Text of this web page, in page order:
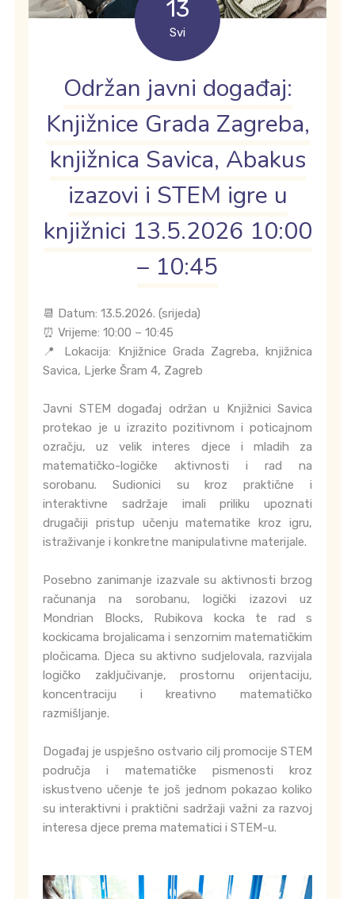
13
Svi
Održan javni događaj:
Knjižnice Grada Zagreba,
knjižnica Savica, Abakus
izazovi i STEM igre u
knjižnici 13.5.2026 10:00
– 10:45
📆 Datum: 13.5.2026. (srijeda)
⏰ Vrijeme: 10:00 – 10:45
📍 Lokacija: Knjižnice Grada Zagreba, knjižnica
Savica, Ljerke Šram 4, Zagreb
Javni STEM događaj održan u Knjižnici Savica
protekao je u izrazito pozitivnom i poticajnom
ozračju, uz velik interes djece i mladih za
matematičko-logičke aktivnosti i rad na
sorobanu. Sudionici su kroz praktične i
interaktivne sadržaje imali priliku upoznati
drugačiji pristup učenju matematike kroz igru,
istraživanje i konkretne manipulativne materijale.
Posebno zanimanje izazvale su aktivnosti brzog
računanja na sorobanu, logički izazovi uz
Mondrian Blocks, Rubikova kocka te rad s
kockicama brojalicama i senzornim matematičkim
pločicama. Djeca su aktivno sudjelovala, razvijala
logičko zaključivanje, prostornu orijentaciju,
koncentraciju i kreativno matematičko
razmišljanje.
Događaj je uspješno ostvario cilj promocije STEM
područja i matematičke pismenosti kroz
iskustveno učenje te još jednom pokazao koliko
su interaktivni i praktični sadržaji važni za razvoj
interesa djece prema matematici i STEM-u.